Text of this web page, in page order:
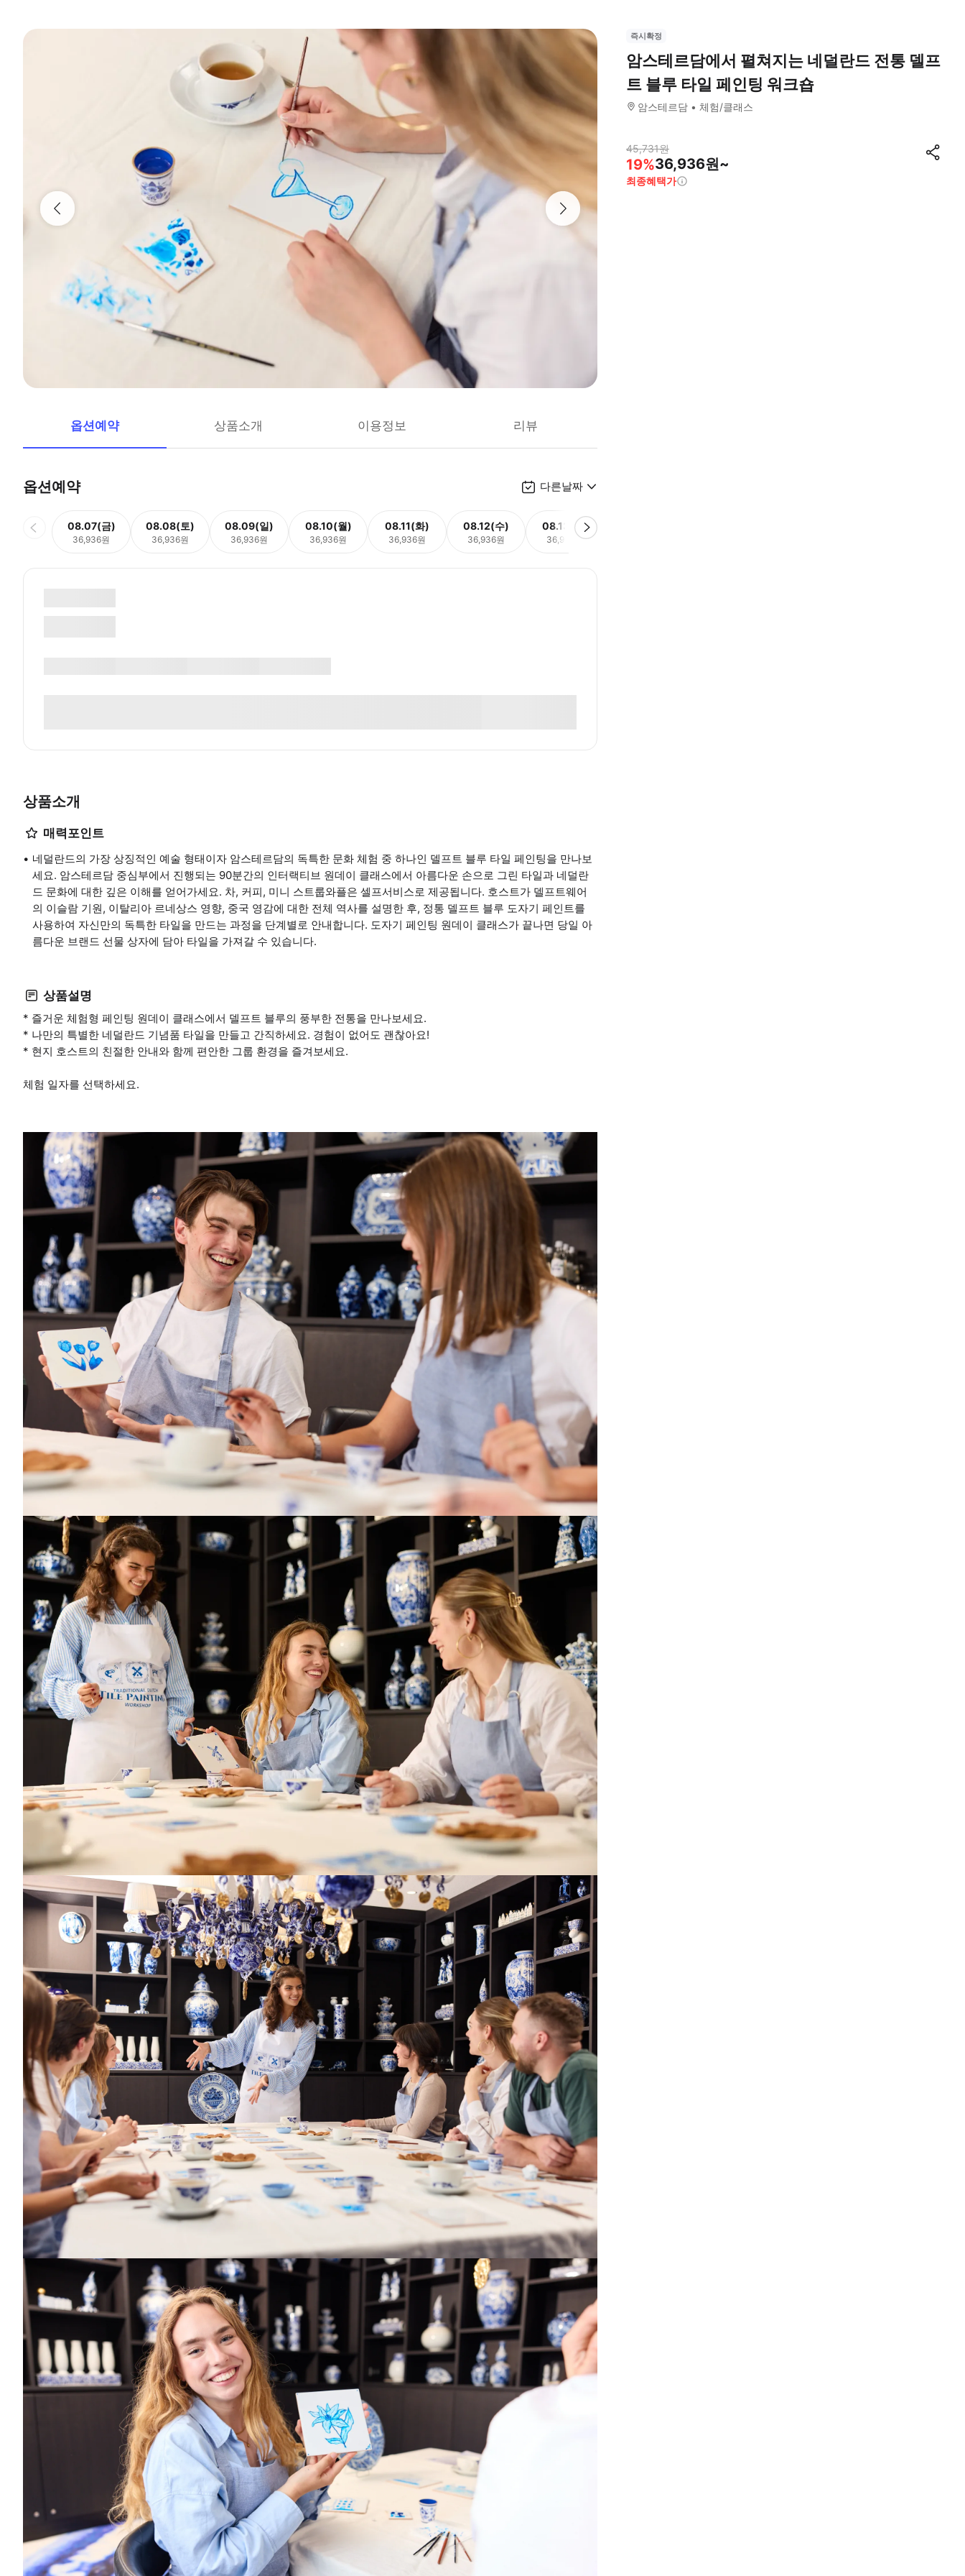
옵션예약 상품소개 이용정보 리뷰
옵션예약 다른날짜
08.07(금)
36,936원
08.08(토)
36,936원
08.09(일)
36,936원
08.10(월)
36,936원
08.11(화)
36,936원
08.12(수)
36,936원
08.13(목)
36,936원
상품소개
매력포인트
네덜란드의 가장 상징적인 예술 형태이자 암스테르담의 독특한 문화 체험 중 하나인 델프트 블루 타일 페인팅을 만나보
세요. 암스테르담 중심부에서 진행되는 90분간의 인터랙티브 원데이 클래스에서 아름다운 손으로 그린 타일과 네덜란
드 문화에 대한 깊은 이해를 얻어가세요. 차, 커피, 미니 스트룹와플은 셀프서비스로 제공됩니다. 호스트가 델프트웨어
의 이슬람 기원, 이탈리아 르네상스 영향, 중국 영감에 대한 전체 역사를 설명한 후, 정통 델프트 블루 도자기 페인트를
사용하여 자신만의 독특한 타일을 만드는 과정을 단계별로 안내합니다. 도자기 페인팅 원데이 클래스가 끝나면 당일 아
름다운 브랜드 선물 상자에 담아 타일을 가져갈 수 있습니다.
상품설명
* 즐거운 체험형 페인팅 원데이 클래스에서 델프트 블루의 풍부한 전통을 만나보세요.
* 나만의 특별한 네덜란드 기념품 타일을 만들고 간직하세요. 경험이 없어도 괜찮아요!
* 현지 호스트의 친절한 안내와 함께 편안한 그룹 환경을 즐겨보세요.
체험 일자를 선택하세요.
즉시확정
암스테르담에서 펼쳐지는 네덜란드 전통 델프
트 블루 타일 페인팅 워크숍
암스테르담 체험/클래스
45,731원
19%36,936원~
최종혜택가